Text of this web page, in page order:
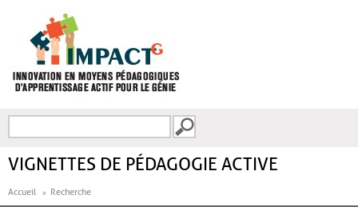
FORMULAIRE DE
VIGNETTES DE PÉDAGOGIE ACTIVE
Accueil Recherche